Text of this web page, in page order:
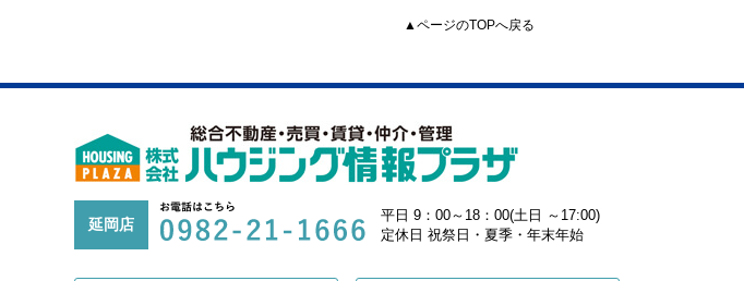
▲ページのTOPへ戻る
延岡店
平日 9：00～18：00(土日 ～17:00)
定休日 祝祭日・夏季・年末年始